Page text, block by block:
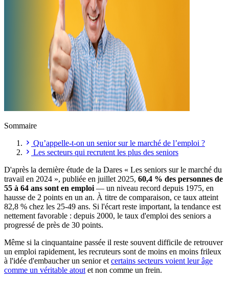
Sommaire
Qu’appelle-t-on un senior sur le marché de l’emploi ?
Les secteurs qui recrutent les plus des seniors
D'après la dernière étude de la Dares « Les seniors sur le marché du
travail en 2024 », publiée en juillet 2025, 60,4 % des personnes de
55 à 64 ans sont en emploi — un niveau record depuis 1975, en
hausse de 2 points en un an. À titre de comparaison, ce taux atteint
82,8 % chez les 25-49 ans. Si l'écart reste important, la tendance est
nettement favorable : depuis 2000, le taux d'emploi des seniors a
progressé de près de 30 points.
Même si la cinquantaine passée il reste souvent difficile de retrouver
un emploi rapidement, les recruteurs sont de moins en moins frileux
à l'idée d'embaucher un senior et certains secteurs voient leur âge
comme un véritable atout et non comme un frein.